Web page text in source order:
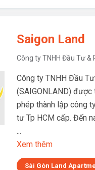
Saigon Land
Công ty TNHH Đầu Tư &
Công ty TNHH Đầu
(SAIGONLAND)
phép thành lập công
tư Tp HCM cấp. Đến
...
Xem thêm
Sài Gòn Land